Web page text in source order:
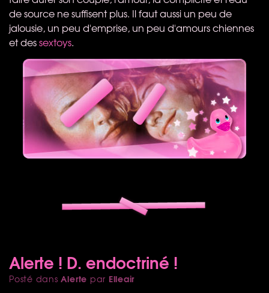
de source ne suffisent plus. Il faut aussi un peu de
jalousie, un peu d'emprise, un peu d'amours chiennes
et dessextoys.
Alerte ! D. endoctriné !
Posté dansAlerte par Elleair